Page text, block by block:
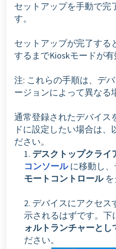
セットアップを手動で完
す。
セットアップが完了する
するまでKioskモードが有
注: これらの手順は、デ
ージョンによって異なる
通常登録されたデバイス
ドに設定したい場合は、
ださい。
1. デスクトップクライ
コンソールに移動し、
モートコントロールを
2. デバイスにアクセ
示されるはずです。下
ォルトランチャーとし
ださい。